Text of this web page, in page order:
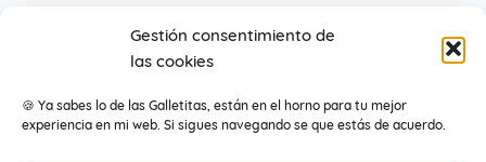
Gestión consentimiento de
las cookies
🍪 Ya sabes lo de las Galletitas, están en el horno para tu mejor
experiencia en mi web. Si sigues navegando se que estás de acuerdo.
Pies hinchados después
del parto